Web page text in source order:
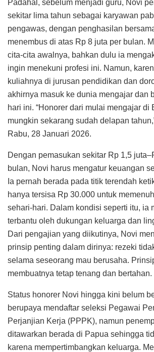
Padahal, sebelum menjadi guru, Novi
sekitar lima tahun sebagai karyawan
pengawas, dengan penghasilan
menembus di atas Rp 8 juta per bulan.
cita-cita awalnya, bahkan dulu ia
ingin menekuni profesi ini. Namun,
kuliahnya di jurusan pendidikan dan
akhirnya masuk ke dunia mengajar dan
hari ini. “Honorer dari mulai mengajar di
mungkin sekarang sudah delapan
Rabu, 28 Januari 2026.
Dengan pemasukan sekitar Rp 1,5
bulan, Novi harus mengatur keuangan
Ia pernah berada pada titik terendah
hanya tersisa Rp 30.000 untuk
sehari-hari. Dalam kondisi seperti itu, ia
terbantu oleh dukungan keluarga dan
Dari pengajian yang diikutinya, Novi
prinsip penting dalam dirinya: rezeki
selama seseorang mau berusaha.
membuatnya tetap tenang dan bertahan.
Status honorer Novi hingga kini belum
berupaya mendaftar seleksi Pegawai
Perjanjian Kerja (PPPK), namun
ditawarkan berada di Papua sehingga
karena mempertimbangkan keluarga.